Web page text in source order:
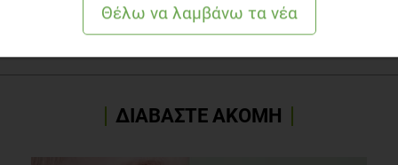
ΣΥΝΤΑΓΗ
ΓΙΑΝΝΗΣ ΛΟΥΚΑΚΟΣ
ΔΙΑΒΑΣΤΕ ΑΚΟΜΗ